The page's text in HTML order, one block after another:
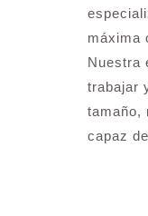
máxima
Nuestra
trabajar
tamaño,
capaz